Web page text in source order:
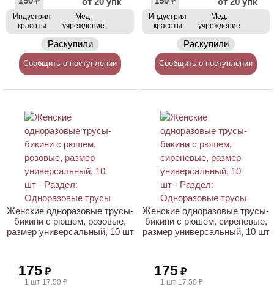
Индустрия
красоты
Мед.
учреждение
Раскупили
Сообщить о поступлении
Индустрия
красоты
Мед.
учреждение
Раскупили
Сообщить о поступлении
Женские одноразовые трусы-
бикини с рюшем, розовые,
размер универсальный, 10 шт
175 ₽
1 шт 17.50 ₽
Женские одноразовые трусы-
бикини с рюшем, сиреневые,
размер универсальный, 10 шт
175 ₽
1 шт 17.50 ₽